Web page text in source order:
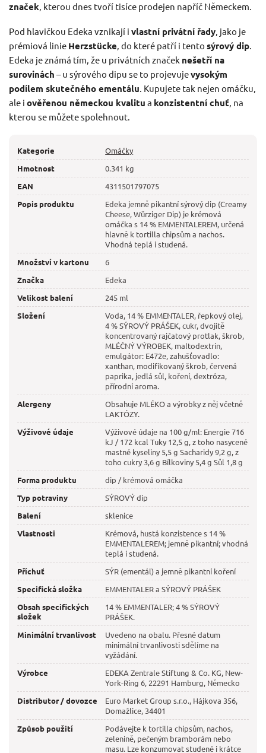
značek, kterou dnes tvoří tisíce prodejen napříč Německem.
Pod hlavičkou Edeka vznikají i vlastní privátní řady, jako je
prémiová linie Herzstücke, do které patří i tento sýrový dip.
Edeka je známá tím, že u privátních značek nešetří na
surovinách – u sýrového dipu se to projevujevysokým
podílem skutečného ementálu. Kupujete tak nejen omáčku,
ale i ověřenou německou kvalitu a konzistentní chuť, na
kterou se můžete spolehnout.
Kategorie
Omáčky
Hmotnost
0.341 kg
EAN
4311501797075
Popis produktu
Edeka jemně pikantní sýrový dip (Creamy
Cheese, Würziger Dip) je krémová
omáčka s 14 % EMMENTALEREM, určená
hlavně k tortilla chipsům a nachos.
Vhodná teplá i studená.
Množství v kartonu
6
Značka
Edeka
Velikost balení
245 ml
Složení
Voda, 14 % EMMENTALER, řepkový olej,
4 % SÝROVÝ PRÁŠEK, cukr, dvojitě
koncentrovaný rajčatový protlak, škrob,
MLÉČNÝ VÝROBEK, maltodextrin,
emulgátor: E472e, zahušťovadlo:
xanthan, modifikovaný škrob, červená
paprika, jedlá sůl, koření, dextróza,
přírodní aroma.
Alergeny
Obsahuje MLÉKO a výrobky z něj včetně
LAKTÓZY.
Výživové údaje
Výživové údaje na 100 g/ml: Energie 716
kJ / 172 kcal Tuky 12,5 g, z toho nasycené
mastné kyseliny 5,5 g Sacharidy 9,2 g, z
toho cukry 3,6 g Bílkoviny 5,4 g Sůl 1,8 g
Forma produktu
dip / krémová omáčka
Typ potraviny
SÝROVÝ dip
Balení
sklenice
Vlastnosti
Krémová, hustá konzistence s 14 %
EMMENTALEREM; jemně pikantní; vhodná
teplá i studená.
Příchuť
SÝR (ementál) a jemně pikantní koření
Specifická složka
EMMENTALER a SÝROVÝ PRÁŠEK
Obsah specifických
složek
14 % EMMENTALER; 4 % SÝROVÝ
PRÁŠEK.
Minimální trvanlivost
Uvedeno na obalu. Přesné datum
minimální trvanlivosti sdělíme na
vyžádání.
Výrobce
EDEKA Zentrale Stiftung & Co. KG, New-
York-Ring 6, 22291 Hamburg, Německo
Distributor / dovozce
Euro Market Group s.r.o., Hájkova 356,
Domažlice, 34401
Způsob použití
Podávejte k tortilla chipsům, nachos,
zelenině, pečeným bramborám nebo
masu. Lze konzumovat studené i krátce